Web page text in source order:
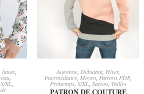
hauts,
,
S/XL,
CHOIX DES OPTIONS
Automne, Débutant, Hiver,
Intermédiaire, Moyen Patrons PDF,
Printemps,S/XL, Saison, Tailles
PATRON DE COUTURE